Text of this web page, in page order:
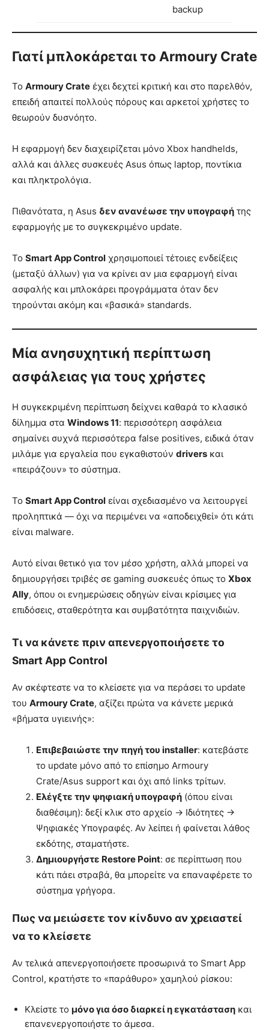
backup
Γιατί μπλοκάρεται το Armoury Crate
Το Armoury Crate έχει δεχτεί κριτική και στο παρελθόν,
επειδή απαιτεί πολλούς πόρους και αρκετοί χρήστες το
θεωρούν δυσνόητο.
Η εφαρμογή δεν διαχειρίζεται μόνο Xbox handhelds,
αλλά και άλλες συσκευές Asus όπως laptop, ποντίκια
και πληκτρολόγια.
Πιθανότατα, η Asus δεν ανανέωσε την υπογραφή της
εφαρμογής με το συγκεκριμένο update.
Το Smart App Control χρησιμοποιεί τέτοιες ενδείξεις
(μεταξύ άλλων) για να κρίνει αν μια εφαρμογή είναι
ασφαλής και μπλοκάρει προγράμματα όταν δεν
τηρούνται ακόμη και «βασικά» standards.
Μία ανησυχητική περίπτωση
ασφάλειας για τους χρήστες
Η συγκεκριμένη περίπτωση δείχνει καθαρά το κλασικό
δίλημμα στα Windows 11: περισσότερη ασφάλεια
σημαίνει συχνά περισσότερα false positives, ειδικά όταν
μιλάμε για εργαλεία που εγκαθιστούν drivers και
«πειράζουν» το σύστημα.
Το Smart App Control είναι σχεδιασμένο να λειτουργεί
προληπτικά — όχι να περιμένει να «αποδειχθεί» ότι κάτι
είναι malware.
Αυτό είναι θετικό για τον μέσο χρήστη, αλλά μπορεί να
δημιουργήσει τριβές σε gaming συσκευές όπως το Xbox
Ally, όπου οι ενημερώσεις οδηγών είναι κρίσιμες για
επιδόσεις, σταθερότητα και συμβατότητα παιχνιδιών.
Τι να κάνετε πριν απενεργοποιήσετε το
Smart App Control
Αν σκέφτεστε να το κλείσετε για να περάσει το update
του Armoury Crate, αξίζει πρώτα να κάνετε μερικά
«βήματα υγιεινής»:
Επιβεβαιώστε την πηγή του installer: κατεβάστε
το update μόνο από το επίσημο Armoury
Crate/Asus support και όχι από links τρίτων.
Ελέγξτε την ψηφιακή υπογραφή (όπου είναι
διαθέσιμη): δεξί κλικ στο αρχείο → Ιδιότητες →
Ψηφιακές Υπογραφές. Αν λείπει ή φαίνεται λάθος
εκδότης, σταματήστε.
Δημιουργήστε Restore Point: σε περίπτωση που
κάτι πάει στραβά, θα μπορείτε να επαναφέρετε το
σύστημα γρήγορα.
Πως να μειώσετε τον κίνδυνο αν χρειαστεί
να το κλείσετε
Αν τελικά απενεργοποιήσετε προσωρινά το Smart App
Control, κρατήστε το «παράθυρο» χαμηλού ρίσκου:
Κλείστε το μόνο για όσο διαρκεί η εγκατάσταση και
επανενεργοποιήστε το άμεσα.